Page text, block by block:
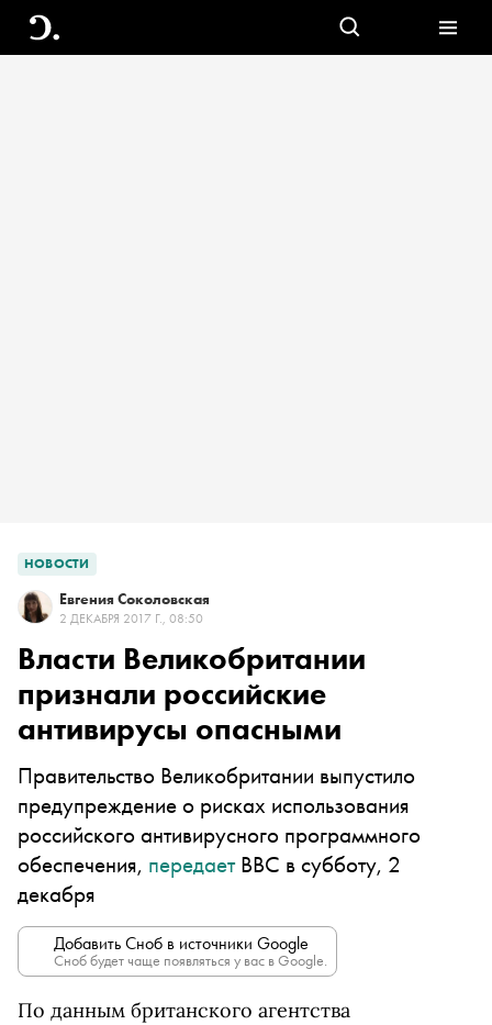
НОВОСТИ
Евгения Соколовская
2 ДЕКАБРЯ 2017 Г., 08:50
Власти Великобритании
признали российские
антивирусы опасными
Правительство Великобритании выпустило
предупреждение о рисках использования
российского антивирусного программного
обеспечения, передаетВВС в субботу, 2
декабря
Добавить Сноб в источники Google
Сноб будет чаще появляться у вас в Google.
По данным британского агентства